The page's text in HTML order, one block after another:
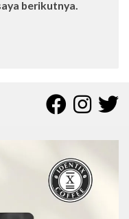
berikutnya.